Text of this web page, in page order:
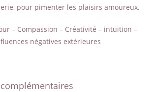
pour pimenter les plaisirs amoureux.
– Compassion – Créativité – intuition –
négatives extérieures